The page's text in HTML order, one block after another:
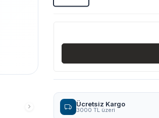
Ücretsiz Kargo
3000 TL üzeri